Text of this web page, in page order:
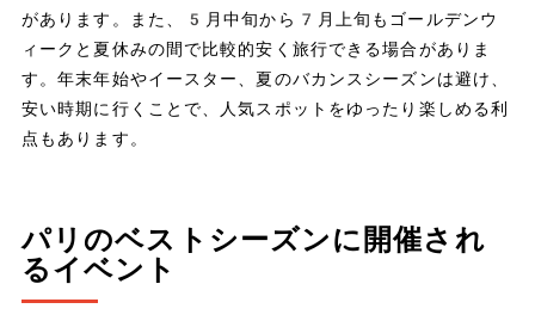
があります。また、5月中旬から7月上旬もゴールデンウ
ィークと夏休みの間で比較的安く旅行できる場合がありま
す。年末年始やイースター、夏のバカンスシーズンは避け、
安い時期に行くことで、人気スポットをゆったり楽しめる利
点もあります。
パリのベストシーズンに開催され
るイベント